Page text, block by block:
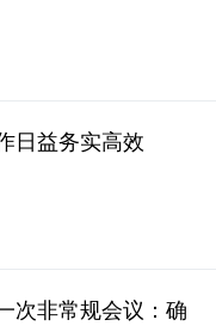
日益务实高效
次非常规会议：确